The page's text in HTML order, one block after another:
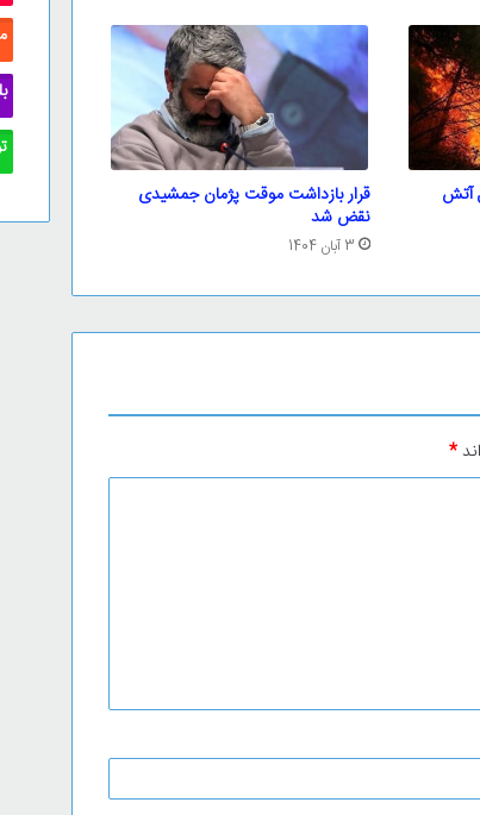
آتش قرار بازداشت موقت پژمان جمشیدی
نقض شد
3 آبان 1404
*